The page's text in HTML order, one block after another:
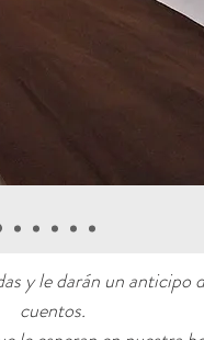
y le darán un anticipo
cuentos.